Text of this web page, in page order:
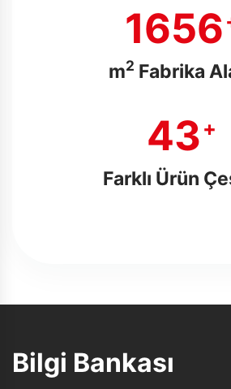
1886
m2 Fabrika
49 +
Farklı Ürün
Bilgi Bankası